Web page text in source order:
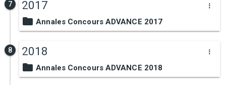
7 2017
Annales Concours ADVANCE 2017
8 2018
Annales Concours ADVANCE 2018